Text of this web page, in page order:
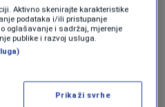
koji je radio
pričao je samo o
ljubav, iskrenu
biznis. Džo
Aktivno skenirajte karakteristike
podataka i/ili pristupanje
oglašavanje i sadržaj, mjerenje
publike i razvoj usluga.
Prikaži svrhe